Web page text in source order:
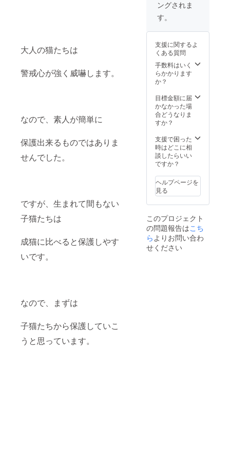
大人の猫たちは
警戒心が強く威嚇します。
なので、素人が簡単に
保護出来るものではありま
せんでした。
ですが、生まれて間もない
子猫たちは
成猫に比べると保護しやす
いです。
なので、まずは
子猫たちから保護していこ
うと思っています。
ングされま
す。
支援に関するよ
くある質問
手数料はいく
らかかります
か？
目標金額に届
かなかった場
合どうなりま
すか？
支援で困った
時はどこに相
談したらいい
ですか？
ヘルプページを
見る
このプロジェクト
の問題報告はこち
らよりお問い合わ
せください